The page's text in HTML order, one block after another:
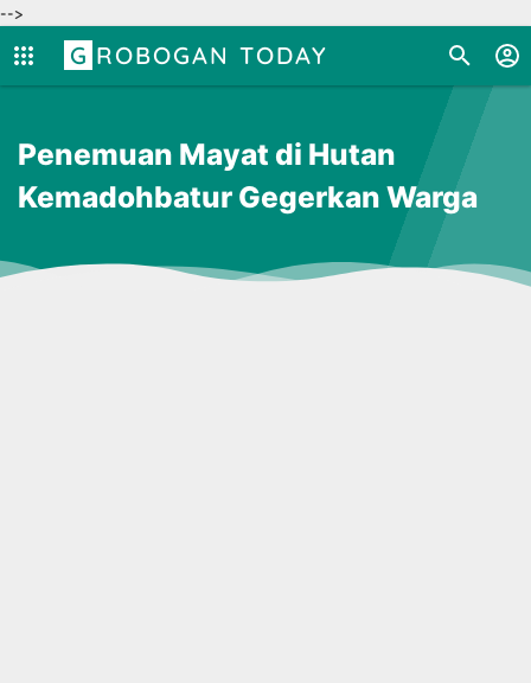
-->
GROBOGAN TODAY
Penemuan Mayat di Hutan
Kemadohbatur Gegerkan Warga